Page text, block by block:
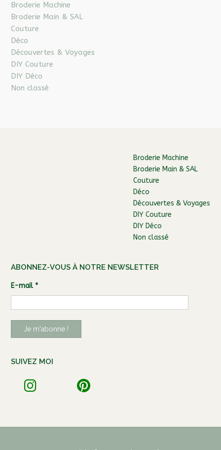
Broderie Machine
Broderie Main & SAL
Couture
Déco
Découvertes & Voyages
DIY Couture
DIY Déco
Non classé
Broderie Machine
Broderie Main & SAL
Couture
Déco
Découvertes & Voyages
DIY Couture
DIY Déco
Non classé
ABONNEZ-VOUS À NOTRE NEWSLETTER
E-mail *
SUIVEZ MOI